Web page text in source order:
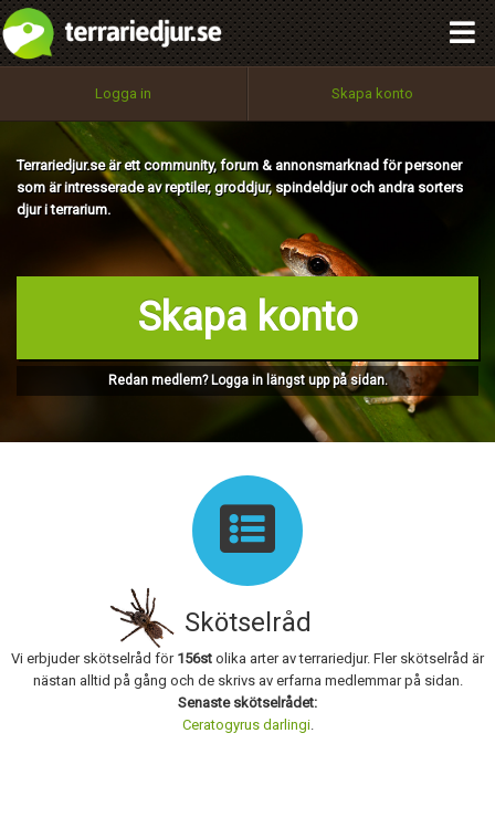
Logga in Skapa konto
Terrariedjur.se är ett community, forum & annonsmarknad för personer
som är intresserade av reptiler, groddjur, spindeldjur och andra sorters
djur i terrarium.
Skapa konto
Redan medlem? Logga in längst upp på sidan.
Skötselråd
Vi erbjuder skötselråd för 156st olika arter av terrariedjur. Fler skötselråd är
nästan alltid på gång och de skrivs av erfarna medlemmar på sidan.
Senaste skötselrådet:
Ceratogyrus darlingi.
Utför
100%
OK
integritetspolicy
Namn:
Privacy Policy
Terms of Service
Skapa konto
Begär nytt lösenord
Tillbaka till förstasidan